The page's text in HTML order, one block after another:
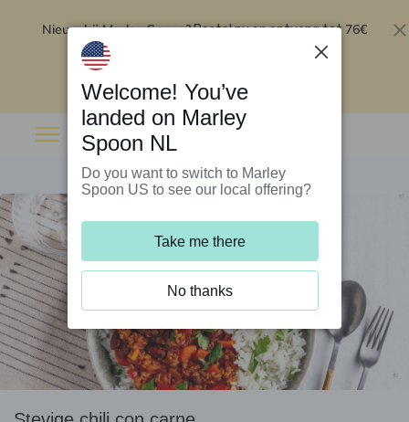
Nieuw bij Marley Spoon?Bestel nu en ontvang tot 76€
Welcome! You’ve
landed on Marley
Spoon NL
Do you want to switch to Marley
Spoon US to see our local offering?
Take me there
No thanks